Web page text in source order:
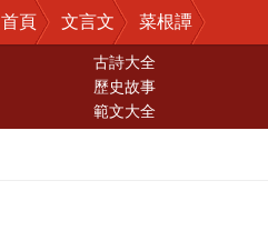
首頁 文言文 菜根譚
古詩大全
歷史故事
範文大全